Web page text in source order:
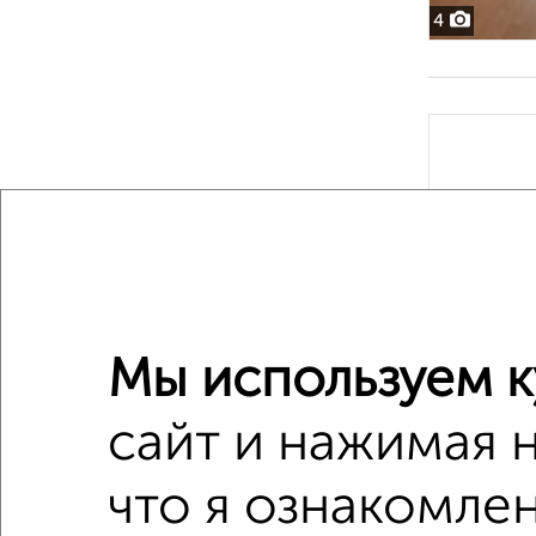
4
Мы используем
сайт и нажимая
что я